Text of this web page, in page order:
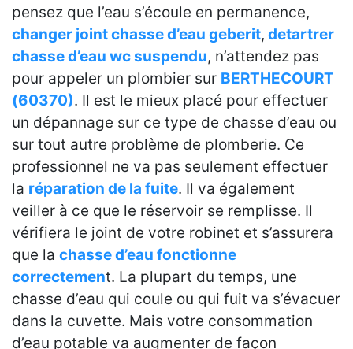
pensez que l’eau s’écoule en permanence,
changer joint chasse d’eau geberit, detartrer
chasse d’eau wc suspendu, n’attendez pas
pour appeler un plombier sur BERTHECOURT
(60370). Il est le mieux placé pour effectuer
un dépannage sur ce type de chasse d’eau ou
sur tout autre problème de plomberie. Ce
professionnel ne va pas seulement effectuer
la réparation de la fuite. Il va également
veiller à ce que le réservoir se remplisse. Il
vérifiera le joint de votre robinet et s’assurera
que la chasse d’eau fonctionne
correctement. La plupart du temps, une
chasse d’eau qui coule ou qui fuit va s’évacuer
dans la cuvette. Mais votre consommation
d’eau potable va augmenter de façon